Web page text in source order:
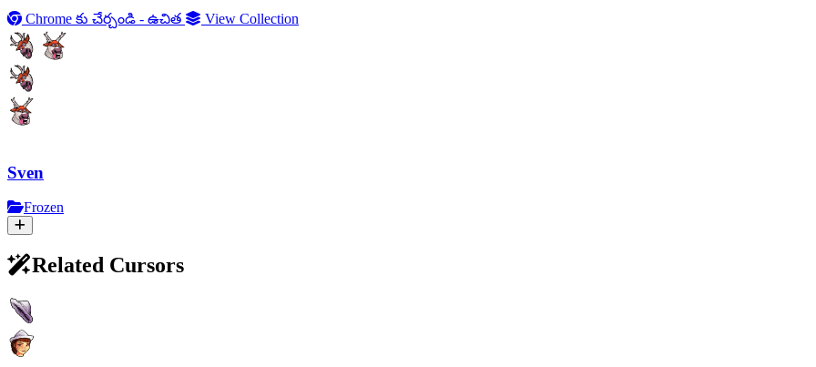
Chrome కు చేర్చండి - ఉచిత View Collection
Sven
Frozen
Related Cursors